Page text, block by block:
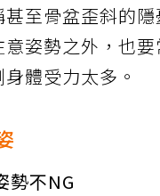
至骨盆歪斜的
姿勢之外，也
體受力太多。
勢不NG